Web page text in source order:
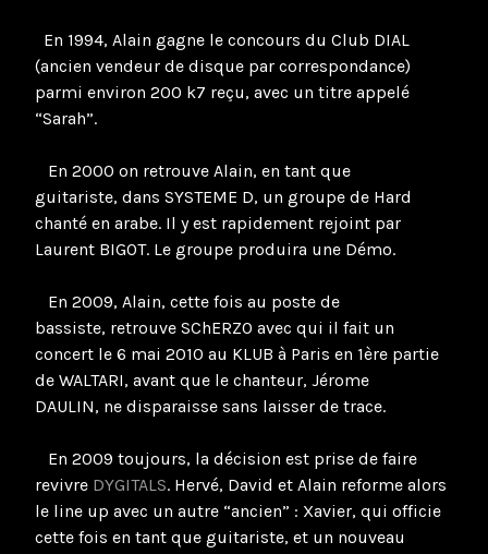
En 1994, Alain gagne le concours du Club DIAL
(ancien vendeur de disque par correspondance)
parmi environ 200 k7 reçu, avec un titre appelé
“Sarah”.
En 2000 on retrouve Alain, en tant que
guitariste, dans SYSTEME D, un groupe de Hard
chanté en arabe. Il y est rapidement rejoint par
Laurent BIGOT. Le groupe produira une Démo.
En 2009, Alain, cette fois au poste de
bassiste, retrouve SChERZO avec qui il fait un
concert le 6 mai 2010 au KLUB à Paris en 1ère partie
de WALTARI, avant que le chanteur, Jérome
DAULIN, ne disparaisse sans laisser de trace.
En 2009 toujours, la décision est prise de faire
revivre DYGITALS. Hervé, David et Alain reforme alors
le line up avec un autre “ancien” : Xavier, qui officie
cette fois en tant que guitariste, et un nouveau